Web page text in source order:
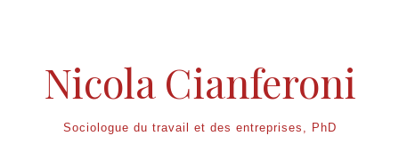
Nicola Cianferoni
Sociologue du travail et des entreprises, PhD